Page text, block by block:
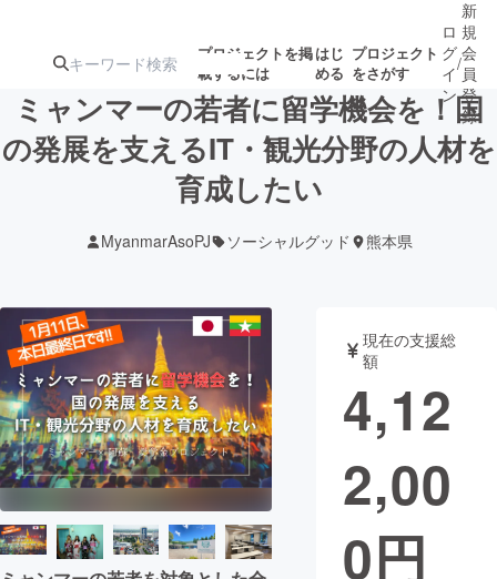
プロジェクトを掲
載するには
はじ
める
プロジェクト
をさがす
注目の新着プロ募集終了が近いプ
テクノロジー・ガジェット
映像・映画 書籍・雑誌
ビジネス・起業 チャレンジ
まちづくり・地域活性化
ロ
グ
イ
ン
/
新
規
会
員
登
録
ミャンマーの若者に留学機会を！国
の発展を支えるIT・観光分野の人材を
育成したい
MyanmarAsoPJ ソーシャルグッド 熊本県
現在の支援総
額
4,12
2,00
0円